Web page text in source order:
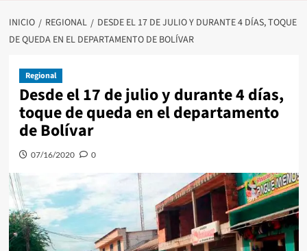
INICIO REGIONAL
DESDE EL 17 DE JULIO Y DURANTE 4 DÍAS, TOQUE
DE QUEDA EN EL DEPARTAMENTO DE BOLÍVAR
Regional
Desde el 17 de julio y durante 4 días,
toque de queda en el departamento
de Bolívar
07/16/2020 0